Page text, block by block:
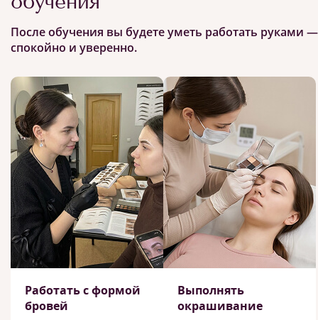
После обучения вы будете уметь работать руками —
спокойно и уверенно.
Работать с формой
бровей
Выполнять
окрашивание